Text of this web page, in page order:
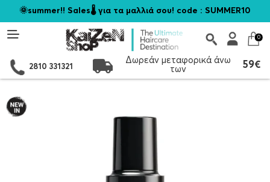
🌞summer!! Sales🌡️ για τα μαλλιά σου! code : SUMMER10
0
2810 331321
Δωρεάν μεταφορικά άνω
των
59€